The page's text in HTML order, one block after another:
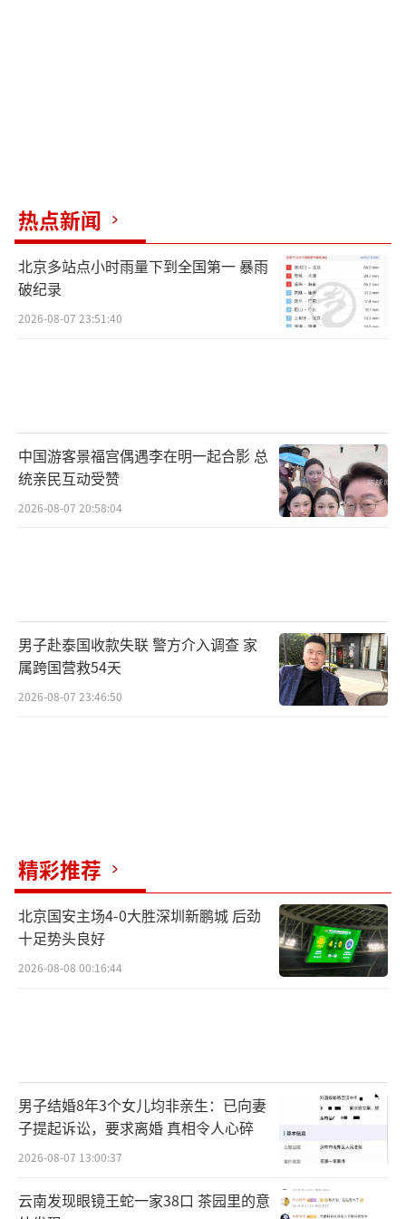
助与善后工作。相关部门呼吁公众自觉遵守交
通规则，养成良好驾驶习惯，包括佩戴头盔、
系好安全带、不酒驾、不超速、文明礼让，共
同降低交通事故带来的人员伤亡与社会损失。
热点新闻
北京多站点小时雨量下到全国第一 暴雨
破纪录
2026-08-07 23:51:40
中国游客景福宫偶遇李在明一起合影 总
统亲民互动受赞
2026-08-07 20:58:04
男子赴泰国收款失联 警方介入调查 家
属跨国营救54天
2026-08-07 23:46:50
精彩推荐
北京国安主场4-0大胜深圳新鹏城 后劲
十足势头良好
2026-08-08 00:16:44
男子结婚8年3个女儿均非亲生：已向妻
子提起诉讼，要求离婚 真相令人心碎
2026-08-07 13:00:37
云南发现眼镜王蛇一家38口 茶园里的意